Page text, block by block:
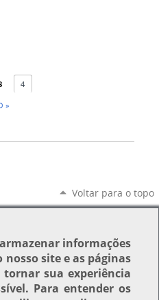
4
»
Voltar para o topo
informações
nosso site e as páginas
sua experiência
Para entender os